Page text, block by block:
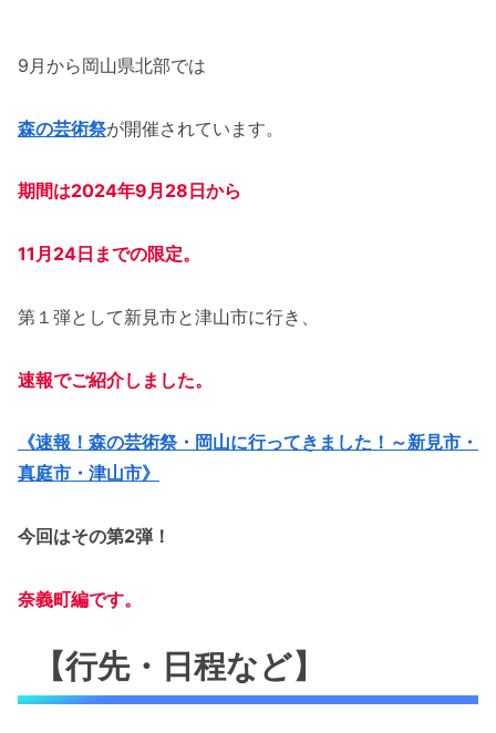
9月から岡山県北部では
森の芸術祭が開催されています。
期間は2024年9月28日から
11月24日までの限定。
第１弾として新見市と津山市に行き、
速報でご紹介しました。
《速報！森の芸術祭・岡山に行ってきました！～新見市・
真庭市・津山市》
今回はその第2弾！
奈義町編です。
【行先・日程など】